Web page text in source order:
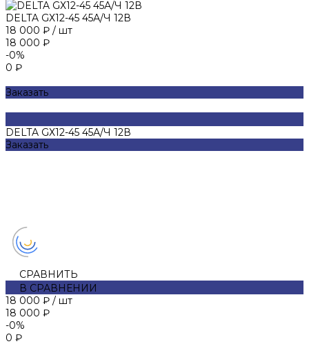
DELTA GХ12-45 45А/Ч 12В
18 000 ₽ / шт
18 000 ₽
-0%
0 ₽
Заказать
DELTA GХ12-45 45А/Ч 12В
Заказать
СРАВНИТЬ
В СРАВНЕНИИ
18 000 ₽ / шт
18 000 ₽
-0%
0 ₽